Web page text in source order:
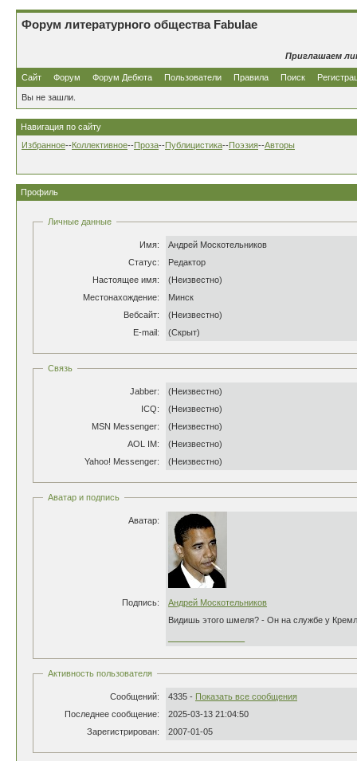
Форум литературного общества Fabulae
Приглашаем
Сайт Форум Форум Дебюта Пользователи Правила Поиск
Вы не зашли.
Навигация по сайту
Избранное--Коллективное--Проза--Публицистика--Поэзия--Авторы
Профиль
Личные данные
Имя:
Андрей Москотельников
Статус:
Редактор
Настоящее имя:
(Неизвестно)
Местонахождение:
Минск
Вебсайт:
(Неизвестно)
E-mail:
(Скрыт)
Связь
Jabber:
(Неизвестно)
ICQ:
(Неизвестно)
MSN Messenger:
(Неизвестно)
AOL IM:
(Неизвестно)
Yahoo! Messenger:
(Неизвестно)
Аватар и подпись
Аватар:
Подпись:
Андрей Москотельников
Видишь этого шмеля? - Он на службе у
Активность пользователя
Сообщений: 4335 - Показать все сообщения
Последнее сообщение:
2025-03-13 21:04:50
Зарегистрирован:
2007-01-05